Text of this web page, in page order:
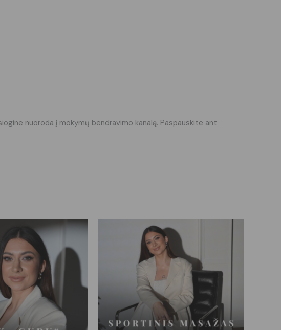
nuoroda į mokymų bendravimo kanalą. Paspauskite ant
range:
€3,000.00
through
€4,500.00
This
has
multiple
variants.
options